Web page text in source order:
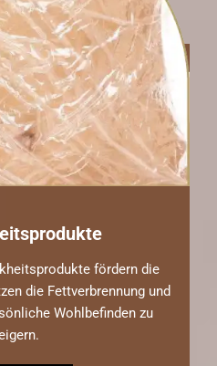
fördern die
die Fettverbrennung und
Wohlbefinden zu